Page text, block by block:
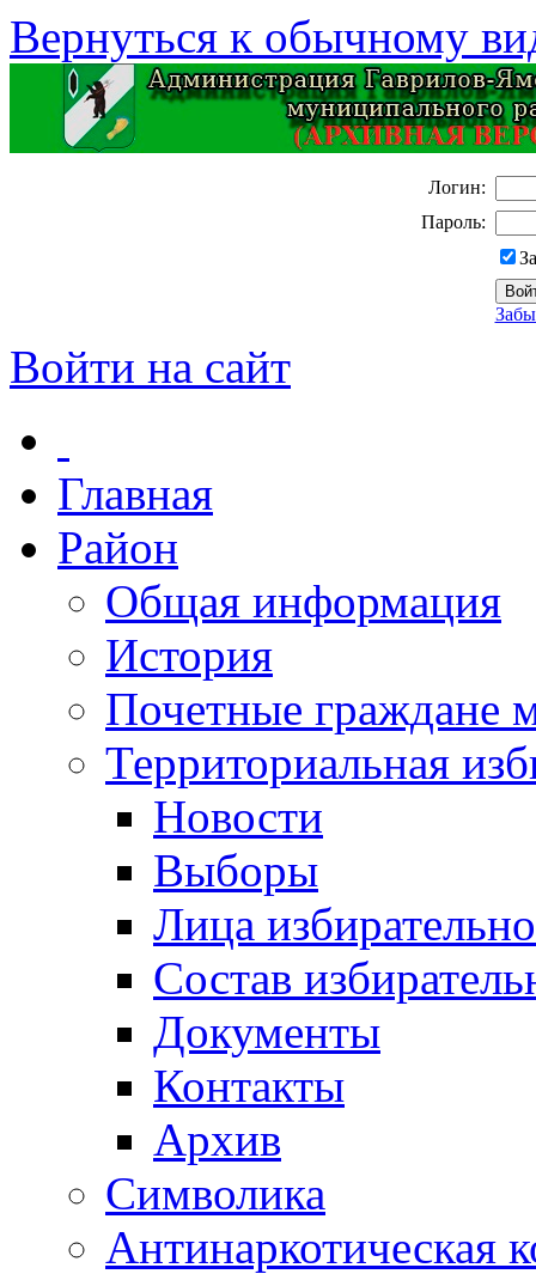
Вернуться к обычному
Логин:
Пароль:
Войти на сайт
Главная
Район
Общая информация
История
Почетные граждане
Территориальная
Новости
Выборы
Лица
Состав
Документы
Контакты
Архив
Символика
Антинаркотическая